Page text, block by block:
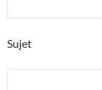
Sujet